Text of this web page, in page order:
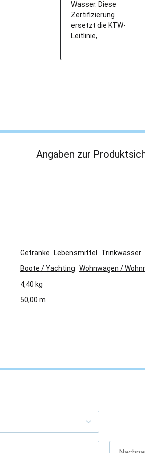
Wasser. Diese
Zertifizierung
ersetzt die KTW-
Leitlinie,
Angaben zur
Getränke Lebensmittel Trinkwasser
Boote / Yachting Wohnwagen /
4,40 kg
50,00 m